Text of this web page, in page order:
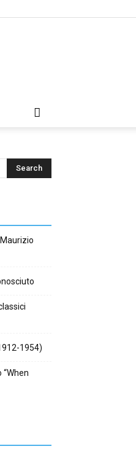
1954)
“When